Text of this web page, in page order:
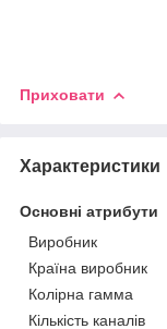
Приховати
Характеристики
Основні атрибути
Виробник
Країна виробник
Колірна гамма
Кількість каналів